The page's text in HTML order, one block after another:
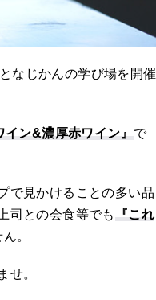
なじかんの学び場を開催
イン&濃厚赤ワイン』で
で見かけることの多い品
司との会食等でも『これ
。
せ。